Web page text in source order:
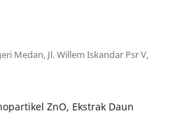
Medan, Jl. Willem Iskandar Psr V,
ZnO, Ekstrak Daun